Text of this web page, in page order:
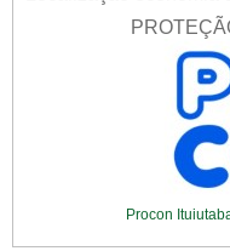
Procon